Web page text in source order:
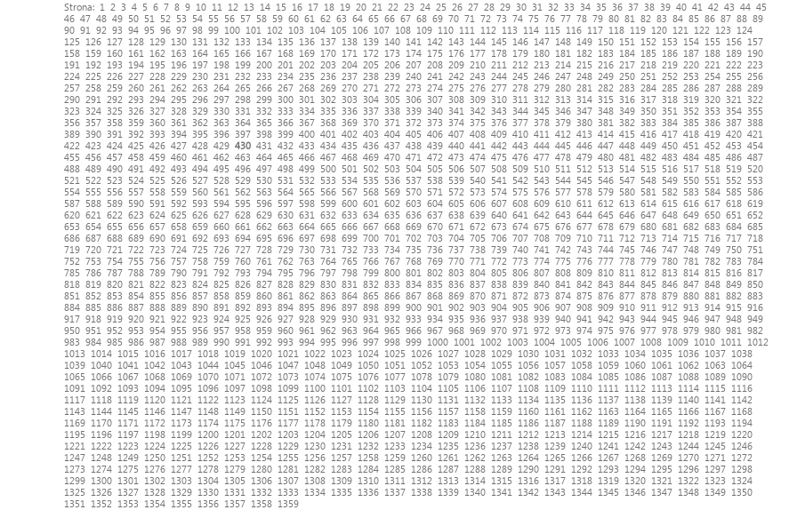
Strona: 1 2 3 4 5 6 7 8 9 10 11 12 13 14 15 16 17 18 19 20 21 22 23 24 25 26 27 28 29 30 31 32 33 34 35 36 37 38 39 40 41 42 43 44 45
46 47 48 49 50 51 52 53 54 55 56 57 58 59 60 61 62 63 64 65 66 67 68 69 70 71 72 73 74 75 76 77 78 79 80 81 82 83 84 85 86 87 88 89
90 91 92 93 94 95 96 97 98 99 100 101 102 103 104 105 106 107 108 109 110 111 112 113 114 115 116 117 118 119 120 121 122 123
124
125
126 127 128 129 130 131 132 133 134 135 136 137 138 139 140 141 142 143 144 145 146 147 148 149 150 151 152 153 154 155 156 157
158 159 160 161 162 163 164 165 166 167 168 169 170 171 172 173 174 175 176 177 178 179 180 181 182 183 184 185 186 187 188 189 190
191
192 193 194 195 196 197 198 199 200 201 202 203 204 205 206 207 208 209 210 211 212 213 214 215 216 217 218 219 220 221 222
223
224 225 226 227 228 229 230 231 232 233 234 235 236 237 238 239 240 241 242 243 244 245 246 247 248 249 250 251 252 253 254 255
256
257 258 259 260 261 262 263 264 265 266 267 268 269 270 271 272 273 274 275 276 277 278 279 280 281 282 283 284 285 286 287 288 289
290 291 292 293 294 295 296 297 298 299 300 301 302 303 304 305 306 307 308 309 310 311 312 313 314 315 316 317 318 319 320 321
322
323
324 325 326 327 328 329 330 331 332 333 334 335 336 337 338 339 340 341 342 343 344 345 346 347 348 349 350 351 352 353 354 355
356 357 358 359 360 361 362 363 364 365 366 367 368 369 370 371 372 373 374 375 376 377 378 379 380 381 382 383 384 385 386 387 388
389 390 391 392 393 394 395 396 397 398 399 400 401 402 403 404 405 406 407 408 409 410 411 412 413 414 415 416 417 418 419 420 421
422 423 424 425 426 427 428 429 430 431 432 433 434 435 436 437 438 439 440 441 442 443 444 445 446 447 448 449 450 451 452 453 454
455 456 457 458 459 460 461 462 463 464 465 466 467 468 469 470 471 472 473 474 475 476 477 478 479 480 481 482 483 484 485 486 487
488 489 490 491 492 493 494 495 496 497 498 499 500 501 502 503 504 505 506 507 508 509 510 511 512 513 514 515 516 517 518 519 520
521
522 523 524 525 526 527 528 529 530 531 532 533 534 535 536 537 538 539 540 541 542 543 544 545 546 547 548 549 550 551 552
553
554 555 556 557 558 559 560 561 562 563 564 565 566 567 568 569 570 571 572 573 574 575 576 577 578 579 580 581 582 583 584 585
586
587 588 589 590 591 592 593 594 595 596 597 598 599 600 601 602 603 604 605 606 607 608 609 610 611 612 613 614 615 616 617 618 619
620 621 622 623 624 625 626 627 628 629 630 631 632 633 634 635 636 637 638 639 640 641 642 643 644 645 646 647 648 649 650 651
652
653 654 655 656 657 658 659 660 661 662 663 664 665 666 667 668 669 670 671 672 673 674 675 676 677 678 679 680 681 682 683 684 685
686 687 688 689 690 691 692 693 694 695 696 697 698 699 700 701 702 703 704 705 706 707 708 709 710 711 712 713 714 715 716 717 718
719 720 721 722 723 724 725 726 727 728 729 730 731 732 733 734 735 736 737 738 739 740 741 742 743 744 745 746 747 748 749 750 751
752 753 754 755 756 757 758 759 760 761 762 763 764 765 766 767 768 769 770 771 772 773 774 775 776 777 778 779 780 781 782 783 784
785 786 787 788 789 790 791 792 793 794 795 796 797 798 799 800 801 802 803 804 805 806 807 808 809 810 811 812 813 814 815 816 817
818 819 820 821 822 823 824 825 826 827 828 829 830 831 832 833 834 835 836 837 838 839 840 841 842 843 844 845 846 847 848 849 850
851
852 853 854 855 856 857 858 859 860 861 862 863 864 865 866 867 868 869 870 871 872 873 874 875 876 877 878 879 880 881 882 883
884 885 886 887 888 889 890 891 892 893 894 895 896 897 898 899 900 901 902 903 904 905 906 907 908 909 910 911 912 913 914 915 916
917 918 919 920 921 922 923 924 925 926 927 928 929 930 931 932 933 934 935 936 937 938 939 940 941 942 943 944 945 946 947 948 949
950 951 952 953 954 955 956 957 958 959 960 961 962 963 964 965 966 967 968 969 970 971 972 973 974 975 976 977 978 979 980 981
982
983 984 985 986 987 988 989 990 991 992 993 994 995 996 997 998 999 1000 1001 1002 1003 1004 1005 1006 1007 1008 1009 1010 1011
1012
1013
1014 1015 1016 1017 1018 1019 1020 1021 1022 1023 1024 1025 1026 1027 1028 1029 1030 1031 1032 1033 1034 1035 1036 1037 1038
1039 1040 1041 1042 1043 1044 1045 1046 1047 1048 1049 1050 1051 1052 1053 1054 1055 1056 1057 1058 1059 1060 1061 1062 1063
1064
1065
1066 1067 1068 1069 1070 1071 1072 1073 1074 1075 1076 1077 1078 1079 1080 1081 1082 1083 1084 1085 1086 1087 1088 1089 1090
1091
1092 1093 1094 1095 1096 1097 1098 1099 1100 1101 1102 1103 1104 1105 1106 1107 1108 1109 1110 1111 1112 1113 1114 1115
1116
1117 1118 1119 1120 1121 1122 1123 1124 1125 1126 1127 1128 1129 1130 1131 1132 1133 1134 1135 1136 1137 1138 1139 1140 1141
1142
1143
1144 1145 1146 1147 1148 1149 1150 1151 1152 1153 1154 1155 1156 1157 1158 1159 1160 1161 1162 1163 1164 1165 1166 1167 1168
1169 1170 1171 1172 1173 1174 1175 1176 1177 1178 1179 1180 1181 1182 1183 1184 1185 1186 1187 1188 1189 1190 1191 1192 1193
1194
1195
1196 1197 1198 1199 1200 1201 1202 1203 1204 1205 1206 1207 1208 1209 1210 1211 1212 1213 1214 1215 1216 1217 1218 1219 1220
1221
1222 1223 1224 1225 1226 1227 1228 1229 1230 1231 1232 1233 1234 1235 1236 1237 1238 1239 1240 1241 1242 1243 1244 1245
1246
1247 1248 1249 1250 1251 1252 1253 1254 1255 1256 1257 1258 1259 1260 1261 1262 1263 1264 1265 1266 1267 1268 1269 1270 1271
1272
1273
1274 1275 1276 1277 1278 1279 1280 1281 1282 1283 1284 1285 1286 1287 1288 1289 1290 1291 1292 1293 1294 1295 1296 1297 1298
1299 1300 1301 1302 1303 1304 1305 1306 1307 1308 1309 1310 1311 1312 1313 1314 1315 1316 1317 1318 1319 1320 1321 1322 1323
1324
1325
1326 1327 1328 1329 1330 1331 1332 1333 1334 1335 1336 1337 1338 1339 1340 1341 1342 1343 1344 1345 1346 1347 1348 1349 1350
1351
1352 1353 1354 1355 1356 1357 1358 1359